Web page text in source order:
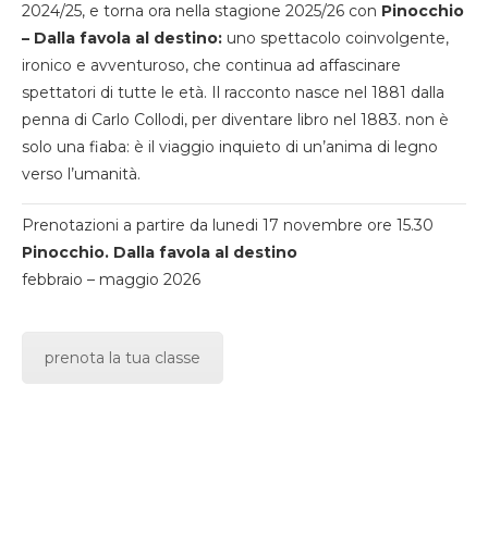
2024/25, e torna ora nella stagione 2025/26 con Pinocchio
– Dalla favola al destino: uno spettacolo coinvolgente,
ironico e avventuroso, che continua ad affascinare
spettatori di tutte le età. Il racconto nasce nel 1881 dalla
penna di Carlo Collodi, per diventare libro nel 1883. non è
solo una fiaba: è il viaggio inquieto di un’anima di legno
verso l’umanità.
Prenotazioni a partire da lunedi 17 novembre ore 15.30
Pinocchio. Dalla favola al destino
febbraio – maggio 2026
prenota la tua classe